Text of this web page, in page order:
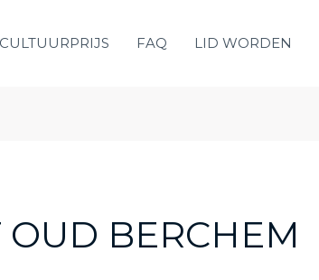
CULTUURPRIJS FAQ LID WORDEN
BERCHEM